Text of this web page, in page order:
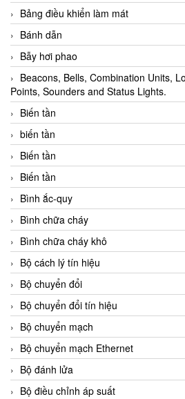
Bảng điều khiển làm mát
Bánh dẫn
Bẫy hơi phao
Beacons, Bells, Combination Units,
Points, Sounders and Status Lights.
Biến tần
biến tần
Biến tần
Biến tần
Bình ắc-quy
Bình chữa cháy
Bình chữa cháy khô
Bộ cách lý tín hiệu
Bộ chuyển đổi
Bộ chuyển đổi tín hiệu
Bộ chuyển mạch
Bộ chuyển mạch Ethernet
Bộ đánh lửa
Bộ điều chỉnh áp suất